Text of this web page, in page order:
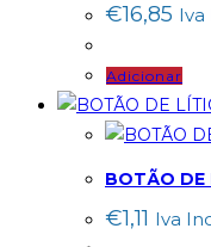
€16,85 Iva
Adicionar
BOTÃO DE
€1,11 Iva